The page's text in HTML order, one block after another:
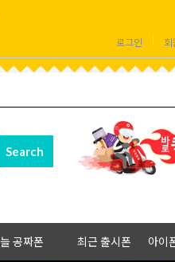
로그인 회
공짜폰 최근 출시폰 아이